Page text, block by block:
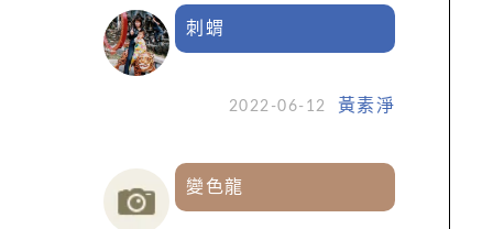
刺蝟
2022-06-12 黃素淨
變色龍